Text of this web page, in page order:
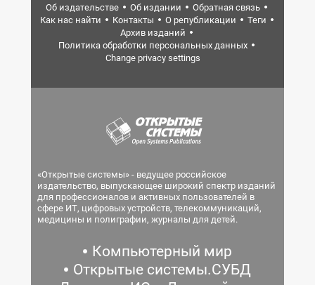
Об издательстве Об издании
Обратная связь
Как нас найти
Контакты О републикации
Теги
Архив изданий
Политика обработки персональных данных
Change privacy settings
«Открытые системы» - ведущее российское
издательство, выпускающее широкий спектр изданий
для профессионалов и активных пользователей в
сфере ИТ, цифровых устройств, телекоммуникаций,
медицины и полиграфии, журналы для детей.
Компьютерный мир
Открытые системы.СУБД